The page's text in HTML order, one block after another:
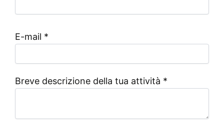
E-mail *
Breve descrizione della tua attività *